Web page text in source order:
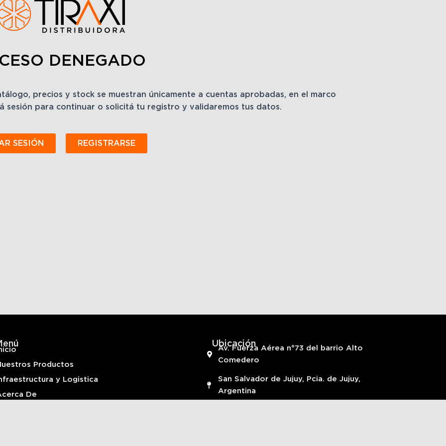
DENEGADO
precios y stock se muestran únicamente a cuentas aprobadas, en el marco
sesión para continuar o solicitá tu registro y validaremos tus datos.
SESIÓN REGISTRARSE
Productos
y Logistica
De
Ubicación
Av. Fuerza Aérea n°73 del barrio Alto
Comedero
San Salvador de Jujuy, Pcia. de Jujuy,
Argentina